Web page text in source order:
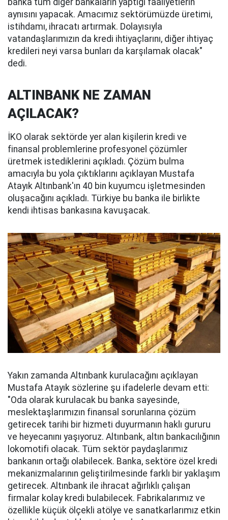
banka tüm diğer bankaların yaptığı faaliyetlerin
aynısını yapacak. Amacımız sektörümüzde üretimi,
istihdamı, ihracatı artırmak. Dolayısıyla
vatandaşlarımızın da kredi ihtiyaçlarını, diğer ihtiyaç
kredileri neyi varsa bunları da karşılamak olacak"
dedi.
ALTINBANK NE ZAMAN
AÇILACAK?
İKO olarak sektörde yer alan kişilerin kredi ve
finansal problemlerine profesyonel çözümler
üretmek istediklerini açıkladı. Çözüm bulma
amacıyla bu yola çıktıklarını açıklayan Mustafa
Atayık Altınbank'ın 40 bin kuyumcu işletmesinden
oluşacağını açıkladı. Türkiye bu banka ile birlikte
kendi ihtisas bankasına kavuşacak.
Yakın zamanda Altınbank kurulacağını açıklayan
Mustafa Atayık sözlerine şu ifadelerle devam etti:
"Oda olarak kurulacak bu banka sayesinde,
meslektaşlarımızın finansal sorunlarına çözüm
getirecek tarihi bir hizmeti duyurmanın haklı gururu
ve heyecanını yaşıyoruz. Altınbank, altın bankacılığının
lokomotifi olacak. Tüm sektör paydaşlarımız
bankanın ortağı olabilecek. Banka, sektöre özel kredi
mekanizmalarının geliştirilmesinde farklı bir yaklaşım
getirecek. Altınbank ile ihracat ağırlıklı çalışan
firmalar kolay kredi bulabilecek. Fabrikalarımız ve
özellikle küçük ölçekli atölye ve sanatkarlarımız etkin